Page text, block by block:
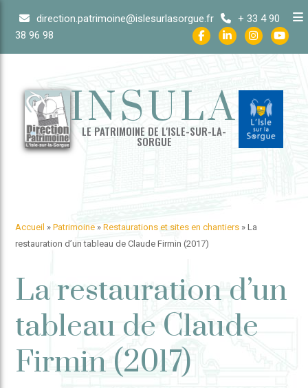
content
direction.patrimoine@islesurlasorgue.fr
+ 33 4 90
38 96 98
INSULA
LE PATRIMOINE DE L'ISLE-SUR-LA-
SORGUE
Accueil »Patrimoine »Restaurations et sites en chantiers »La
restauration d’un tableau de Claude Firmin (2017)
La restauration d’un
tableau de Claude
Firmin (2017)